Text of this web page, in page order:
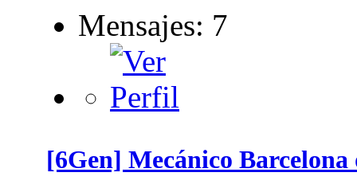
Mensajes: 7
[6Gen] Mecánico Barcelona